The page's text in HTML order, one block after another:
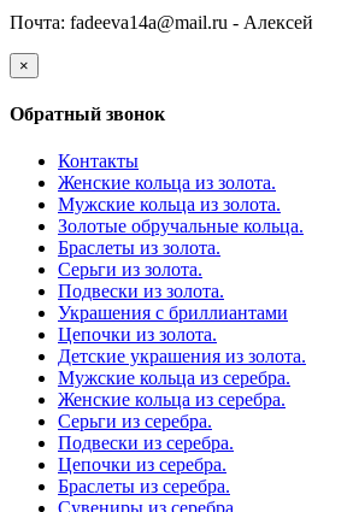
Почта: fadeeva14a@mail.ru - Алексей
×
Обратный звонок
Контакты
Женские кольца из золота.
Мужские кольца из золота.
Золотые обручальные кольца.
Браслеты из золота.
Серьги из золота.
Подвески из золота.
Украшения с бриллиантами
Цепочки из золота.
Детские украшения из золота.
Мужские кольца из серебра.
Женские кольца из серебра.
Серьги из серебра.
Подвески из серебра.
Цепочки из серебра.
Браслеты из серебра.